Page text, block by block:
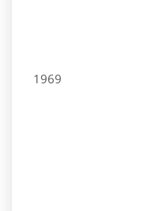
1969